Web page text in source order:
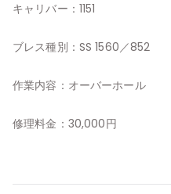
キャリバー：1151
ブレス種別：SS 1560／852
作業内容：オーバーホール
修理料金：30,000円